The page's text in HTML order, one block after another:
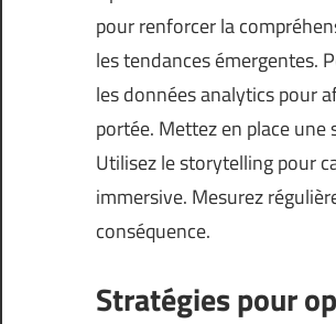
pour renforcer la
les tendances émergentes.
les données analytics pour
portée. Mettez en place
Utilisez le storytelling pour
immersive. Mesurez
conséquence.
Stratégies pour